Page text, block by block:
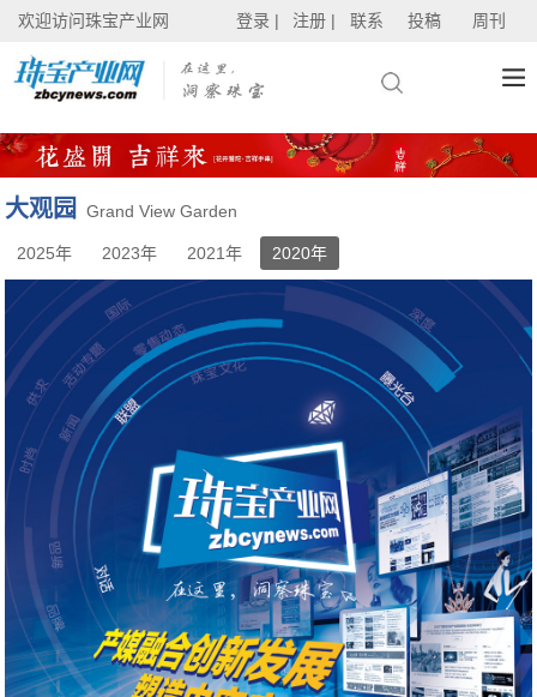
欢迎访问珠宝产业网 登录 | 注册 | 联系 投稿 周刊
大观园 Grand View Garden
2025年 2023年 2021年 2020年